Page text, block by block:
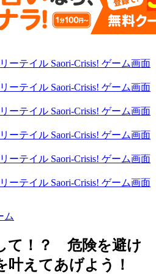
ム
て！？ 危険を避け
叶えてあげよう！